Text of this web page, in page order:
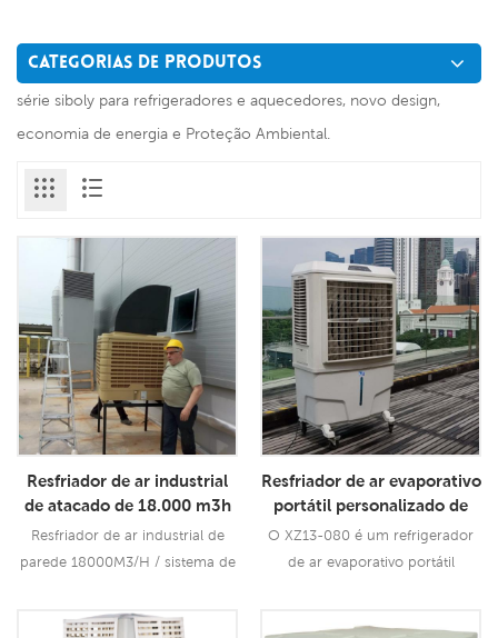
CATEGORIAS DE PRODUTOS
série siboly para refrigeradores e aquecedores, novo design,
economia de energia e Proteção Ambiental.
Resfriador de ar industrial
de atacado de 18.000 m3h
Resfriador de ar industrial de
parede 18000M3/H / sistema de
que o ar frio do condicionador
Consulte Mais
Resfriador de ar evaporativo
portátil personalizado de
8.000 m3h
O XZ13-080 é um refrigerador
de ar evaporativo portátil
Consulte Mais